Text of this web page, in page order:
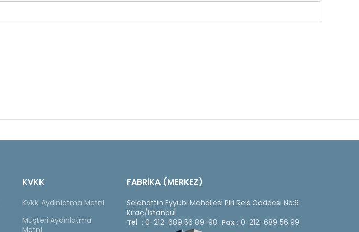
KVKK
KVKK Aydınlatma Metni
Müşteri Aydınlatma
Metni
FABRİKA (MERKEZ)
Selahattin Eyyubi Mahallesi Piri Reis Caddesi No:6
Kıraç/İstanbul
Tel : 0-212-689 56 89-98 Fax : 0-212-689 56 99